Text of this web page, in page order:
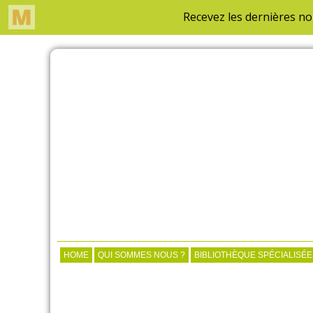
HOME QUI SOMMES NOUS ? BIBLIOTHÈQUE SPÉCIALISÉE